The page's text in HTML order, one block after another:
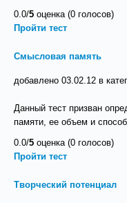
0.0/5 оценка (0 голосов)
Пройти тест
Смысловая память
добавлено 03.02.12 в
Данный тест призван
памяти, ее объем и
0.0/5 оценка (0 голосов)
Пройти тест
Творческий потенциал